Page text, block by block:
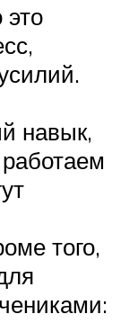
навык,
того,